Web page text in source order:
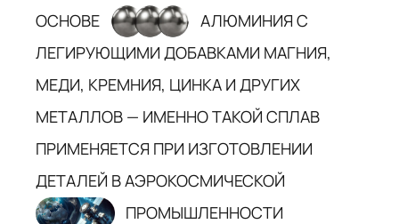
ОСНОВЕ
АЛЮМИНИЯ С
ЛЕГИРУЮЩИМИ ДОБАВКАМИ МАГНИЯ,
МЕДИ, КРЕМНИЯ, ЦИНКА И ДРУГИХ
МЕТАЛЛОВ — ИМЕННО ТАКОЙ СПЛАВ
ПРИМЕНЯЕТСЯ ПРИ ИЗГОТОВЛЕНИИ
ДЕТАЛЕЙ В АЭРОКОСМИЧЕСКОЙ
ПРОМЫШЛЕННОСТИ